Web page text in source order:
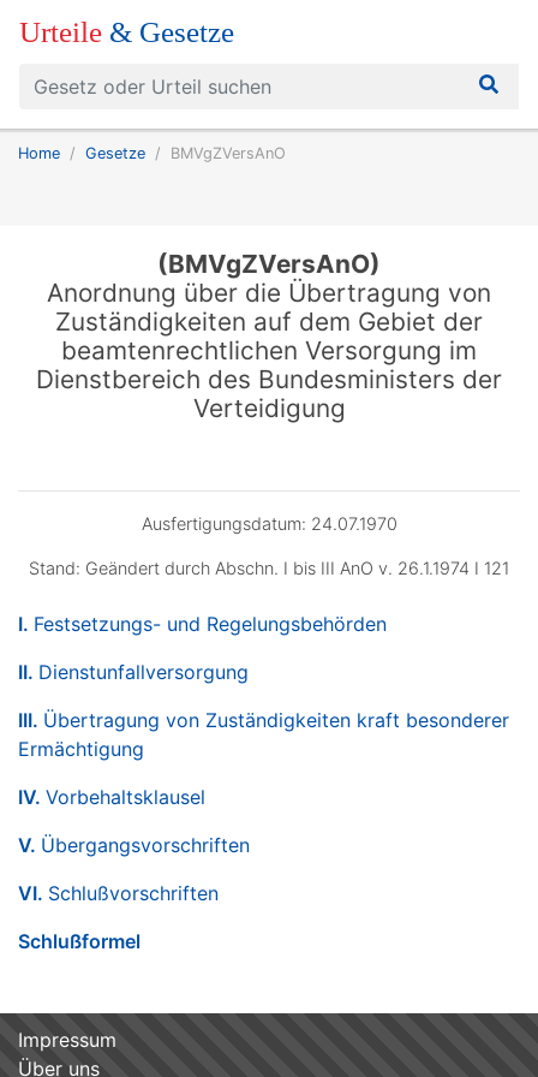
Urteile & Gesetze
Home Gesetze BMVgZVersAnO
(BMVgZVersAnO)
Anordnung über die Übertragung von
Zuständigkeiten auf dem Gebiet der
beamtenrechtlichen Versorgung im
Dienstbereich des Bundesministers der
Verteidigung
Ausfertigungsdatum: 24.07.1970
Stand: Geändert durch Abschn. I bis III AnO v. 26.1.1974 I 121
I. Festsetzungs- und Regelungsbehörden
II. Dienstunfallversorgung
III. Übertragung von Zuständigkeiten kraft besonderer
Ermächtigung
IV. Vorbehaltsklausel
V. Übergangsvorschriften
VI. Schlußvorschriften
Schlußformel
Impressum
Über uns